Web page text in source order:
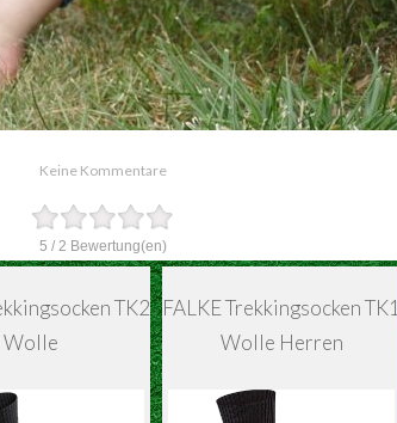
Keine Kommentare
5 / 2 Bewertung(en)
TK2
Wolle
FALKE Trekkingsocken TK1
Wolle Herren